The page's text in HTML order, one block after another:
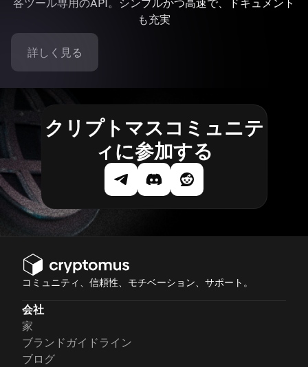
各ツール専用のAPI。シンプルかつ高速で、ドキュメント
も充実
詳しく見る
クリプトマスコミュニテ
ィに参加する
コミュニティ、信頼性、モチベーション、サポート。
会社
家
ブランドガイドライン
ブログ